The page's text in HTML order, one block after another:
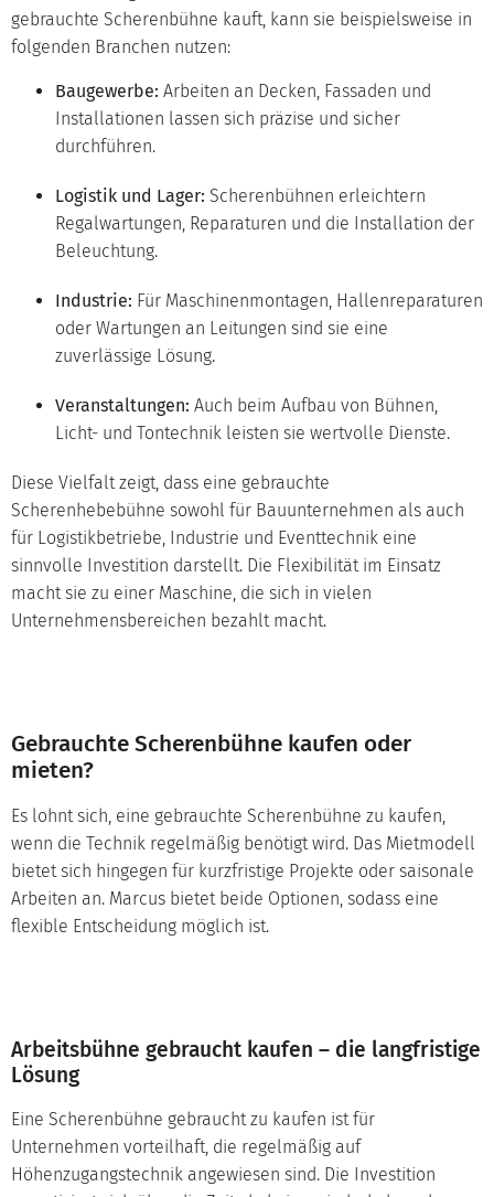
gebrauchte Scherenbühne kauft, kann sie beispielsweise in
folgenden Branchen nutzen:
Baugewerbe: Arbeiten an Decken, Fassaden und
Installationen lassen sich präzise und sicher
durchführen.
Logistik und Lager: Scherenbühnen erleichtern
Regalwartungen, Reparaturen und die Installation der
Beleuchtung.
Industrie: Für Maschinenmontagen, Hallenreparaturen
oder Wartungen an Leitungen sind sie eine
zuverlässige Lösung.
Veranstaltungen: Auch beim Aufbau von Bühnen,
Licht- und Tontechnik leisten sie wertvolle Dienste.
Diese Vielfalt zeigt, dass eine gebrauchte
Scherenhebebühne sowohl für Bauunternehmen als auch
für Logistikbetriebe, Industrie und Eventtechnik eine
sinnvolle Investition darstellt. Die Flexibilität im Einsatz
macht sie zu einer Maschine, die sich in vielen
Unternehmensbereichen bezahlt macht.
Gebrauchte Scherenbühne kaufen oder
mieten?
Es lohnt sich, eine gebrauchte Scherenbühne zu kaufen,
wenn die Technik regelmäßig benötigt wird. Das Mietmodell
bietet sich hingegen für kurzfristige Projekte oder saisonale
Arbeiten an. Marcus bietet beide Optionen, sodass eine
flexible Entscheidung möglich ist.
Arbeitsbühne gebraucht kaufen – die langfristige
Lösung
Eine Scherenbühne gebraucht zu kaufen ist für
Unternehmen vorteilhaft, die regelmäßig auf
Höhenzugangstechnik angewiesen sind. Die Investition